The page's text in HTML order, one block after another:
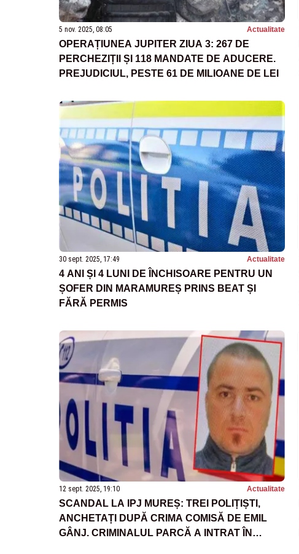
5 nov. 2025, 08:05 Actualitate
OPERAȚIUNEA JUPITER ZIUA 3: 267 DE
PERCHEZIȚII ȘI 118 MANDATE DE ADUCERE.
PREJUDICIUL, PESTE 61 DE MILIOANE DE LEI
30 sept. 2025, 17:49 Actualitate
4 ANI ȘI 4 LUNI DE ÎNCHISOARE PENTRU UN
ȘOFER DIN MARAMUREȘ PRINS BEAT ȘI
FĂRĂ PERMIS
12 sept. 2025, 19:10 Actualitate
SCANDAL LA IPJ MUREȘ: TREI POLIȚIȘTI,
ANCHETAȚI DUPĂ CRIMA COMISĂ DE EMIL
GÂNJ. CRIMINALUL PARCĂ A INTRAT ÎN